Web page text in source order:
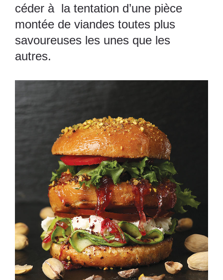
céder à la tentation d’une pièce
montée de viandes toutes plus
savoureuses les unes que les
autres.